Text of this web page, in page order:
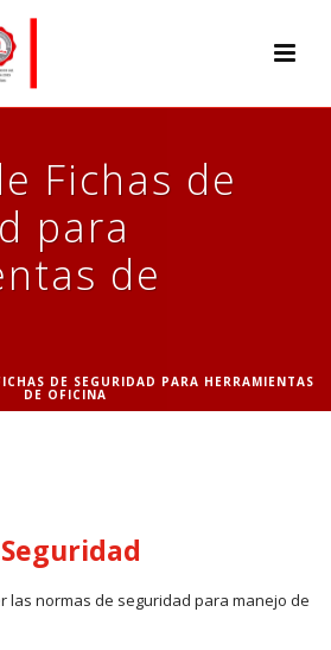
Fichas de
para
de
DE SEGURIDAD PARA HERRAMIENTAS
DE OFICINA
las normas de seguridad para manejo de